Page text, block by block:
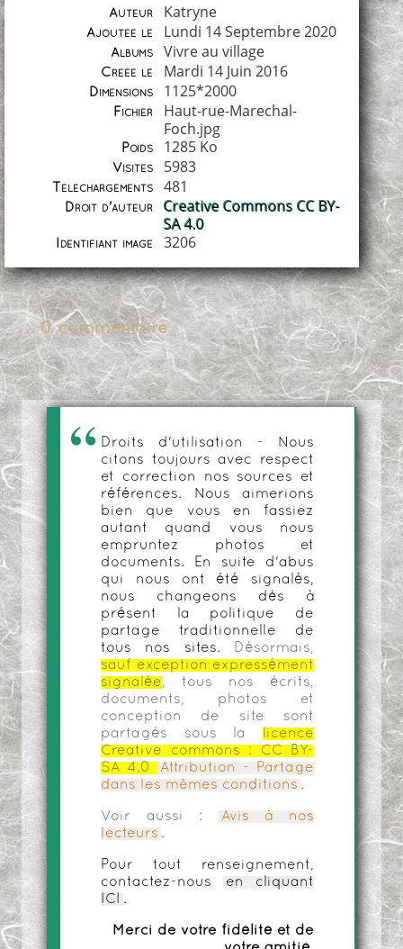
Auteur Katryne
Ajoutée le Lundi 14 Septembre 2020
Albums Vivre au village
Créée le Mardi 14 Juin 2016
Dimensions 1125*2000
Fichier
Haut-rue-Marechal-
Foch.jpg
Poids 1285 Ko
Visites 5983
Téléchargements 481
Droit d'auteur
Creative Commons CC BY-
SA 4.0
Identifiant image 3206
0 commentaire
Droits d'utilisation - Nous
citons toujours avec respect
et correction nos sources et
références. Nous aimerions
bien que vous en fassiez
autant quand vous nous
empruntez photos et
documents. En suite d'abus
qui nous ont été signalés,
nous changeons dès à
présent la politique de
partage traditionnelle de
tous nos sites.
Désormais,
sauf exception expressément
signalée , tous nos écrits,
documents, photos et
conception de site sont
partagés sous la
licence
Creative commons :
CC BY-
SA 4.0
Attribution - Partage
dans les mêmes conditions .
Voir aussi :
Avis à nos
lecteurs .
Pour tout renseignement,
contactez-nous
en cliquant
ICI
.
Merci de votre fidélité et de